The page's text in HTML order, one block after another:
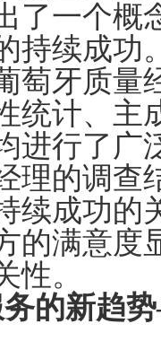
了一个概
持续成功
萄牙质量
统计、主
进行了广
理的调查
续成功的
的满意度
性。
务的新